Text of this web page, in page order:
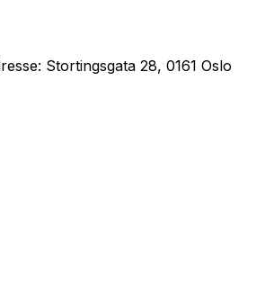
Stortingsgata 28, 0161 Oslo